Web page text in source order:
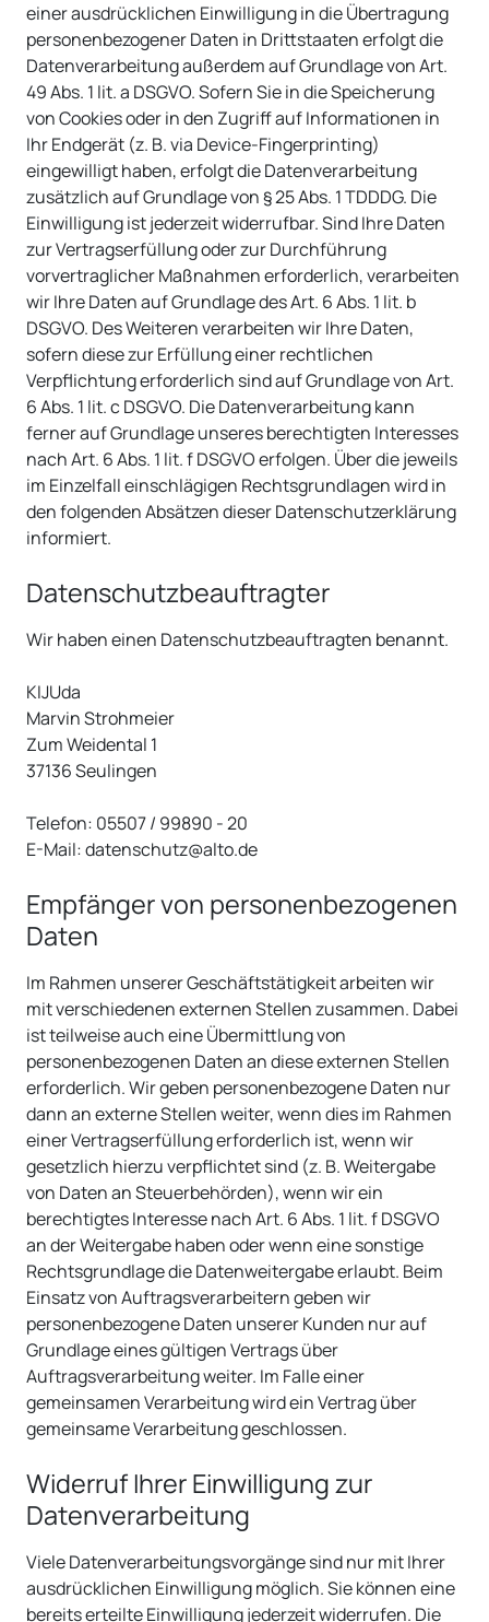
einer ausdrücklichen Einwilligung in die Übertragung
personenbezogener Daten in Drittstaaten erfolgt die
Datenverarbeitung außerdem auf Grundlage von Art.
49 Abs. 1 lit. a DSGVO. Sofern Sie in die Speicherung
von Cookies oder in den Zugriff auf Informationen in
Ihr Endgerät (z. B. via Device-Fingerprinting)
eingewilligt haben, erfolgt die Datenverarbeitung
zusätzlich auf Grundlage von § 25 Abs. 1 TDDDG. Die
Einwilligung ist jederzeit widerrufbar. Sind Ihre Daten
zur Vertragserfüllung oder zur Durchführung
vorvertraglicher Maßnahmen erforderlich, verarbeiten
wir Ihre Daten auf Grundlage des Art. 6 Abs. 1 lit. b
DSGVO. Des Weiteren verarbeiten wir Ihre Daten,
sofern diese zur Erfüllung einer rechtlichen
Verpflichtung erforderlich sind auf Grundlage von Art.
6 Abs. 1 lit. c DSGVO. Die Datenverarbeitung kann
ferner auf Grundlage unseres berechtigten Interesses
nach Art. 6 Abs. 1 lit. f DSGVO erfolgen. Über die jeweils
im Einzelfall einschlägigen Rechtsgrundlagen wird in
den folgenden Absätzen dieser Datenschutzerklärung
informiert.
Datenschutz­beauftragter
Wir haben einen Datenschutzbeauftragten benannt.
KIJUda
Marvin Strohmeier
Zum Weidental 1
37136 Seulingen
Telefon: 05507 / 99890 - 20
E-Mail: datenschutz@alto.de
Empfänger von personenbezogenen
Daten
Im Rahmen unserer Geschäftstätigkeit arbeiten wir
mit verschiedenen externen Stellen zusammen. Dabei
ist teilweise auch eine Übermittlung von
personenbezogenen Daten an diese externen Stellen
erforderlich. Wir geben personenbezogene Daten nur
dann an externe Stellen weiter, wenn dies im Rahmen
einer Vertragserfüllung erforderlich ist, wenn wir
gesetzlich hierzu verpflichtet sind (z. B. Weitergabe
von Daten an Steuerbehörden), wenn wir ein
berechtigtes Interesse nach Art. 6 Abs. 1 lit. f DSGVO
an der Weitergabe haben oder wenn eine sonstige
Rechtsgrundlage die Datenweitergabe erlaubt. Beim
Einsatz von Auftragsverarbeitern geben wir
personenbezogene Daten unserer Kunden nur auf
Grundlage eines gültigen Vertrags über
Auftragsverarbeitung weiter. Im Falle einer
gemeinsamen Verarbeitung wird ein Vertrag über
gemeinsame Verarbeitung geschlossen.
Widerruf Ihrer Einwilligung zur
Datenverarbeitung
Viele Datenverarbeitungsvorgänge sind nur mit Ihrer
ausdrücklichen Einwilligung möglich. Sie können eine
bereits erteilte Einwilligung jederzeit widerrufen. Die